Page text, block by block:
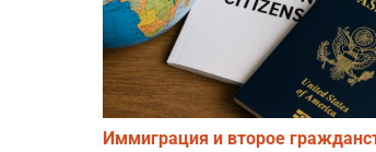
Иммиграция и второе